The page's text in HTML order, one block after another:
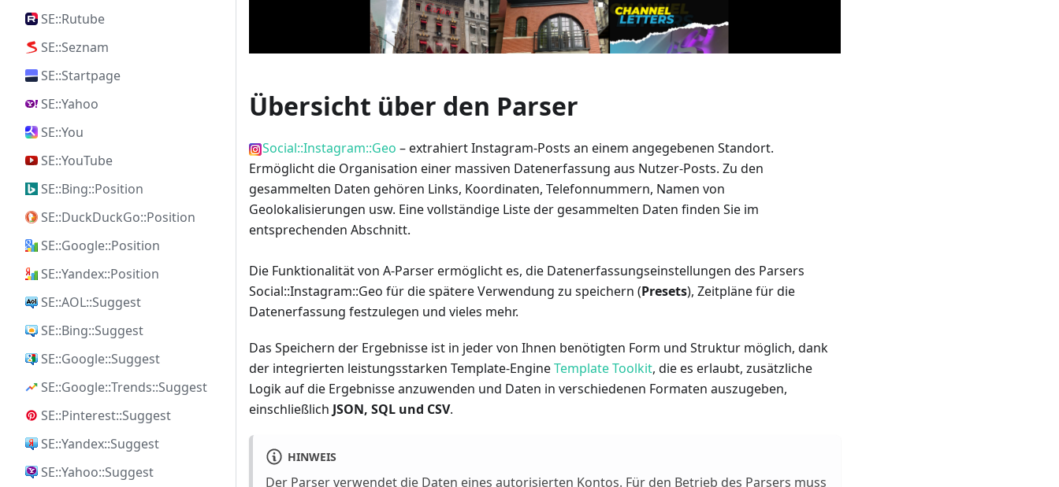
SE::Rutube
SE::Seznam
SE::Startpage
SE::Yahoo
SE::You
SE::YouTube
SE::Bing::Position
SE::DuckDuckGo::Position
SE::Google::Position
SE::Yandex::Position
SE::AOL::Suggest
SE::Bing::Suggest
SE::Google::Suggest
SE::Google::Trends::Suggest
SE::Pinterest::Suggest
SE::Yandex::Suggest
SE::Yahoo::Suggest
Übersicht über den Parser
Social::Instagram::Geo – extrahiert Instagram-Posts an einem angegebenen Standort.
Ermöglicht die Organisation einer massiven Datenerfassung aus Nutzer-Posts. Zu den
gesammelten Daten gehören Links, Koordinaten, Telefonnummern, Namen von
Geolokalisierungen usw. Eine vollständige Liste der gesammelten Daten finden Sie im
entsprechenden Abschnitt.
Die Funktionalität von A-Parser ermöglicht es, die Datenerfassungseinstellungen des Parsers
Social::Instagram::Geo für die spätere Verwendung zu speichern (Presets), Zeitpläne für die
Datenerfassung festzulegen und vieles mehr.
Das Speichern der Ergebnisse ist in jeder von Ihnen benötigten Form und Struktur möglich, dank
der integrierten leistungsstarken Template-EngineTemplate Toolkit, die es erlaubt, zusätzliche
Logik auf die Ergebnisse anzuwenden und Daten in verschiedenen Formaten auszugeben,
einschließlich JSON, SQL und CSV.
HINWEIS
Der Parser verwendet die Daten eines autorisierten Kontos. Für den Betrieb des Parsers muss